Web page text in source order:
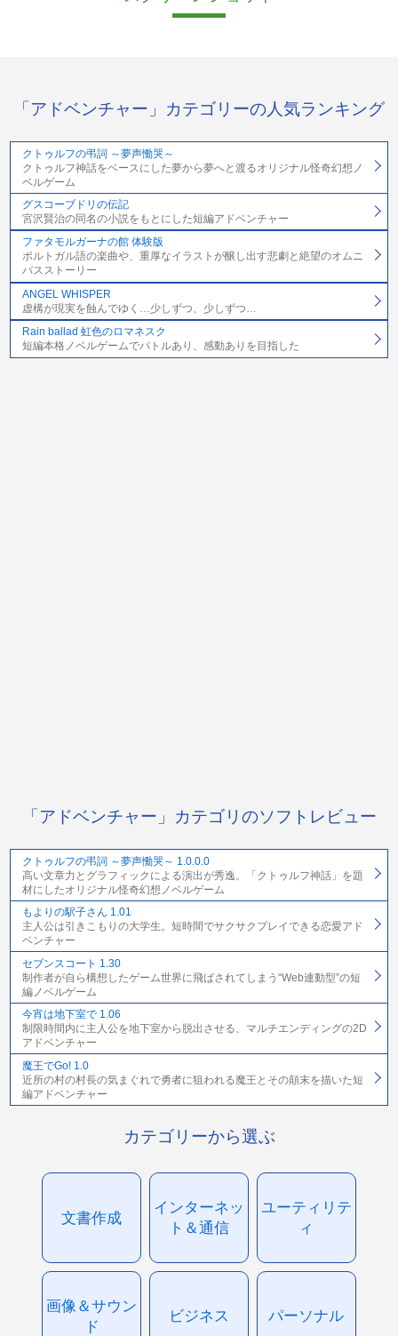
「アドベンチャー」カテゴリーの人気ランキング
クトゥルフの弔詞 ～夢声慟哭～
クトゥルフ神話をベースにした夢から夢へと渡るオリジナル怪奇幻想ノ
ベルゲーム
グスコーブドリの伝記
宮沢賢治の同名の小説をもとにした短編アドベンチャー
ファタモルガーナの館 体験版
ポルトガル語の楽曲や、重厚なイラストが醸し出す悲劇と絶望のオムニ
バスストーリー
ANGEL WHISPER
虚構が現実を蝕んでゆく…少しずつ、少しずつ…
Rain ballad 虹色のロマネスク
短編本格ノベルゲームでバトルあり、感動ありを目指した
「アドベンチャー」カテゴリのソフトレビュー
クトゥルフの弔詞 ～夢声慟哭～ 1.0.0.0
高い文章力とグラフィックによる演出が秀逸。「クトゥルフ神話」を題
材にしたオリジナル怪奇幻想ノベルゲーム
もよりの駅子さん 1.01
主人公は引きこもりの大学生。短時間でサクサクプレイできる恋愛アド
ベンチャー
セブンスコート 1.30
制作者が自ら構想したゲーム世界に飛ばされてしまう“Web連動型”の短
編ノベルゲーム
今宵は地下室で 1.06
制限時間内に主人公を地下室から脱出させる、マルチエンディングの2D
アドベンチャー
魔王でGo! 1.0
近所の村の村長の気まぐれで勇者に狙われる魔王とその顛末を描いた短
編アドベンチャー
カテゴリーから選ぶ
文書作成
インターネッ
ト＆通信
ユーティリテ
ィ
画像＆サウン
ド
ビジネス パーソナル